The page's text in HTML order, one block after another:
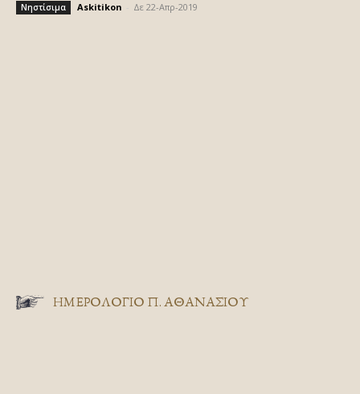
Νηστίσιμα Askitikon Δε 22-Απρ-2019
ΗΜΕΡΟΛΟΓΙΟ Π. ΑΘΑΝΑΣΙΟΥ